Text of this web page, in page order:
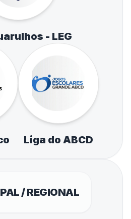
- LEG
Liga do ABCD
/ REGIONAL